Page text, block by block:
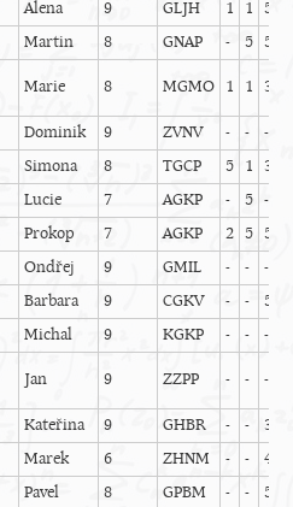
Alena 9 GLJH 1 1 5
Martin 8 GNAP - 5 5
Marie 8 MGMO 1 1 3
Dominik 9 ZVNV - - -
Simona 8 TGCP 5 1 3
Lucie 7 AGKP - 5 -
Prokop 7 AGKP 2 5 5
Ondřej 9 GMIL - - -
Barbara 9 CGKV - - 5
Michal 9 KGKP - - -
Jan 9 ZZPP - - -
Kateřina 9 GHBR - - 3
Marek 6 ZHNM - - 4
Pavel 8 GPBM - - 5